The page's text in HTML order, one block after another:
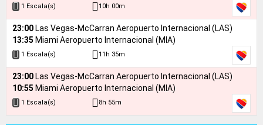
1 Escala(s) 10h 00m
23:00 Las Vegas-McCarran Aeropuerto Internacional (LAS)
13:35 Miami Aeropuerto Internacional (MIA)
1 Escala(s) 11h 35m
23:00 Las Vegas-McCarran Aeropuerto Internacional (LAS)
10:55 Miami Aeropuerto Internacional (MIA)
1 Escala(s) 8h 55m